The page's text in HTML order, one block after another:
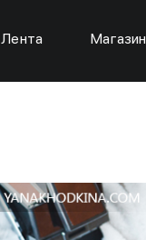
Лента Магазин